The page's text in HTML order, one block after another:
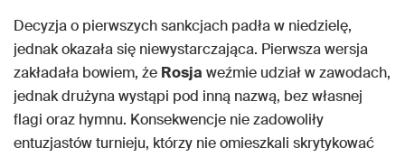
Decyzja o pierwszych sankcjach padła w niedzielę,
jednak okazała się niewystarczająca. Pierwsza wersja
zakładała bowiem, że Rosja weźmie udział w zawodach,
jednak drużyna wystąpi pod inną nazwą, bez własnej
flagi oraz hymnu. Konsekwencje nie zadowoliły
entuzjastów turnieju, którzy nie omieszkali skrytykować